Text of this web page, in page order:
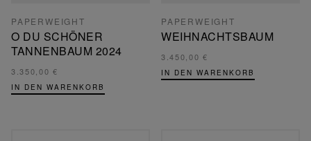
PAPERWEIGHT
O DU SCHÖNER
TANNENBAUM 2024
3.350,00 €
IN DEN WARENKORB
PAPERWEIGHT
WEIHNACHTSBAUM
3.450,00 €
IN DEN WARENKORB